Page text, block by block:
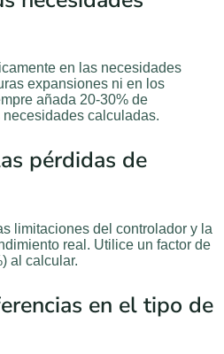
en las necesidades
expansiones ni en los
añada 20-30% de
calculadas.
pérdidas de
limitaciones del controlador y la
real. Utilice un factor de
al calcular.
en el tipo de